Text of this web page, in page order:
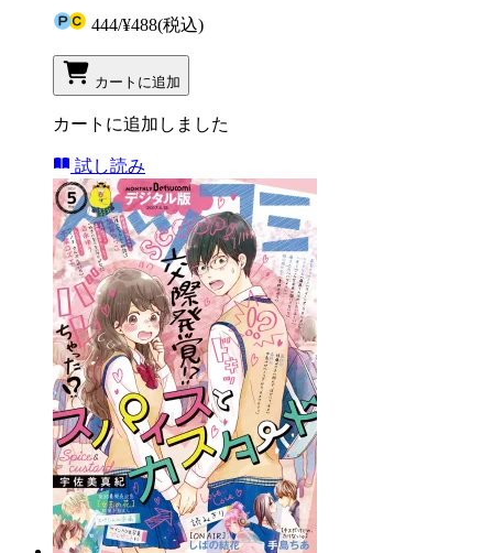
444/¥488(税込)
カートに追加
カートに追加しました
試し読み